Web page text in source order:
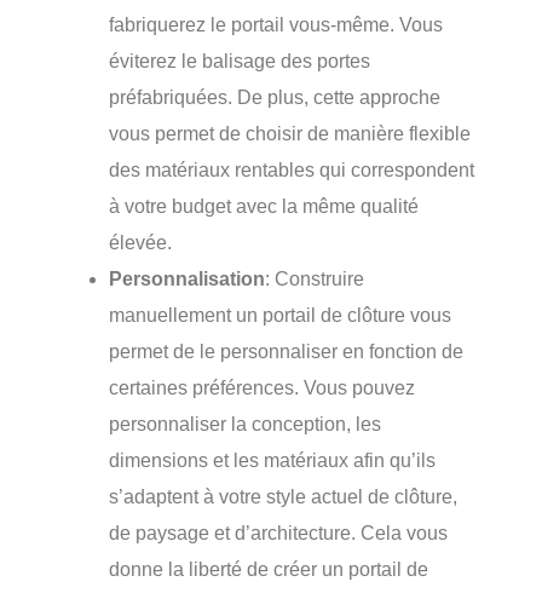
fabriquerez le portail vous-même. Vous
éviterez le balisage des portes
préfabriquées. De plus, cette approche
vous permet de choisir de manière flexible
des matériaux rentables qui correspondent
à votre budget avec la même qualité
élevée.
Personnalisation: Construire
manuellement un portail de clôture vous
permet de le personnaliser en fonction de
certaines préférences. Vous pouvez
personnaliser la conception, les
dimensions et les matériaux afin qu’ils
s’adaptent à votre style actuel de clôture,
de paysage et d’architecture. Cela vous
donne la liberté de créer un portail de